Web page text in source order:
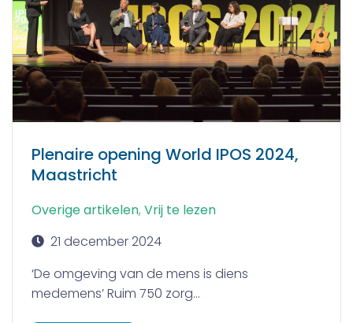
Plenaire opening World IPOS 2024,
Maastricht
Overige artikelen, Vrij te lezen
21 december 2024
‘De omgeving van de mens is diens
medemens’ Ruim 750 zorg...